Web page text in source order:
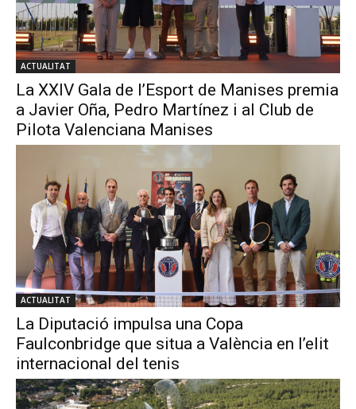
ACTUALITAT
La XXIV Gala de l’Esport de Manises premia
a Javier Oña, Pedro Martínez i al Club de
Pilota Valenciana Manises
ACTUALITAT
La Diputació impulsa una Copa
Faulconbridge que situa a València en l’elit
internacional del tenis